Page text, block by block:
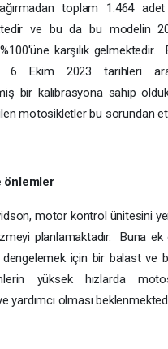
toplam 1.464
ve bu da bu modelin
karşılık
6 Ekim 2023 tarihleri
bir kalibrasyona sahip
motosikletler bu sorundan
önlemler
motor kontrol ünitesini
planlamaktadır. Buna
dengelemek için bir balast ve
yüksek hızlarda
yardımcı olması